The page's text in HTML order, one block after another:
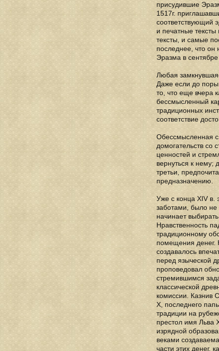
присудившие
1517г.
соответствующий
и печатные
тексты, и самые
последнее, что
Эразма в сентябре
Любая
Даже если до
то, что еще вчера
бессмысленный
традиционных
соответствие
Обессмысленная
домогательств со
ценностей и
вернуться к нему;
третьи,
предназначению.
Уже с конца XIV в.
заботами, было не
начинает
Нравственность
традиционному
помещения денег.
создавалось
перед языческой
проповедовал
стремившимся
классической
комиссии. Казнив
X, последнего
традиции на
престол имя Льва
изрядной
веками
части этих денег,